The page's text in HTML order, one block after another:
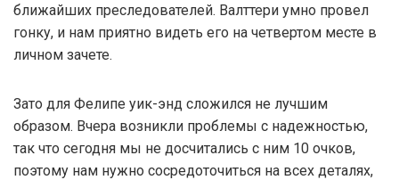
ближайших преследователей. Валттери умно провел
гонку, и нам приятно видеть его на четвертом месте в
личном зачете.
Зато для Фелипе уик-энд сложился не лучшим
образом. Вчера возникли проблемы с надежностью,
так что сегодня мы не досчитались с ним 10 очков,
поэтому нам нужно сосредоточиться на всех деталях,